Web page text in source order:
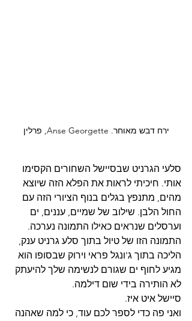
ירח דבש מאוחר. Anse Georgette, פרלין
סלעי הגרניט שבסיישל השחורים הקסימו
אותי. חיכיתי לראות את הפלא הזה שיוצא
מהים, מתנפץ בגלים בנוף הציורי הזה עם
החול הלבן. שילוב של שמיים, עננים, ים
וערסלים שנראים כאילו התמונה נערכה.
התמונה הזו של טיול בתוך סלע גרניט ענק,
הליכה בתוך ג'ונגל פראי וירוק שבסופו הוא
מגיע לחוף ים שגורם לנשימה שלך להיעתק
לא הותירה בידי שום דילמה.
סיישל איט איז.
ואני פה כדי לספר לכם עוד, כי למה שאהנה